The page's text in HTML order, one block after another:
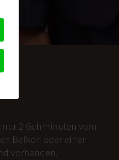
2 Gehminuten vom
Balkon oder einer
vorhanden.